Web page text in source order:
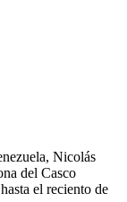
Nicolás
del Casco
el reciento de